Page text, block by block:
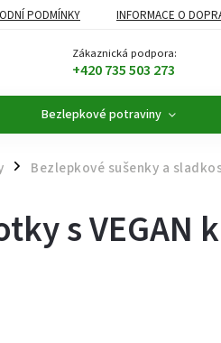
PODMÍNKY INFORMACE O
Zákaznická podpora:
+420 735 503 273
Bezlepkové potraviny
/ Bezlepkové sušenky a
s VEGAN